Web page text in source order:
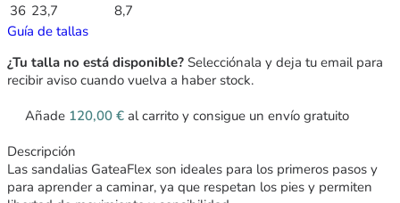
36 23,7
8,7
Guía de tallas
¿Tu talla no está disponible? Selecciónala y deja tu email para
recibir aviso cuando vuelva a haber stock.
Añade 120,00 € al carrito y consigue un envío gratuito
Descripción
Las sandalias GateaFlex son ideales para los primeros pasos y
para aprender a caminar, ya que respetan los pies y permiten